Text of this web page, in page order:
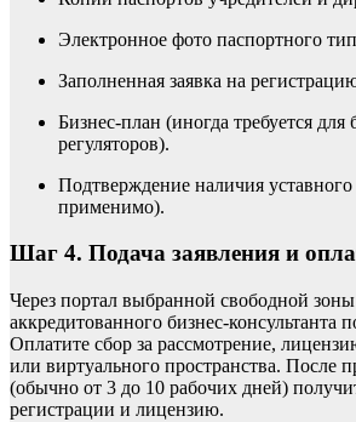
Электронное фото паспортного
Заполненная заявка на
Бизнес-план (иногда требуется для
регуляторов).
Подтверждение наличия уставного
применимо).
Шаг 4. Подача заявления и
Через портал выбранной свободной
аккредитованного бизнес-консультанта
Оплатите сбор за рассмотрение,
или виртуального пространства. После
(обычно от 3 до 10 рабочих дней)
регистрации и лицензию.